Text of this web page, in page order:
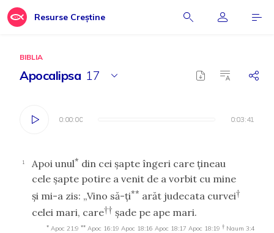
Resurse Creștine
BIBLIA
Apocalipsa 17
0:00:00 0:03:41
0:00:00 0:03:41
1 Apoi unul* din cei şapte îngeri care ţineau
cele şapte potire a venit de a vorbit cu mine
şi mi-a zis: „Vino să-ţi** arăt judecata curvei†
celei mari, care†† şade pe ape mari.
* Apoc 21:9 ** Apoc 16:19 Apoc 18:16 Apoc 18:17 Apoc 18:19 † Naum 3:4